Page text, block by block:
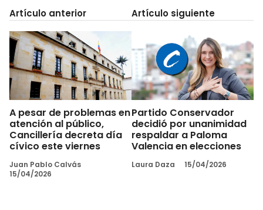
Artículo anterior
A pesar de problemas en
atención al público,
Cancillería decreta día
cívico este viernes
Juan Pablo Calvás
15/04/2026
Artículo siguiente
Partido Conservador
decidió por unanimidad
respaldar a Paloma
Valencia en elecciones
Laura Daza 15/04/2026